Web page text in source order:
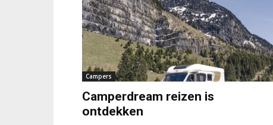
Campers
Camperdream reizen is
ontdekken